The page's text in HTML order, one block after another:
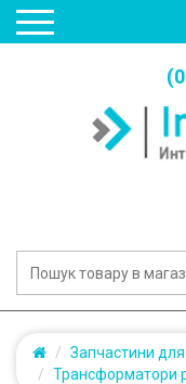
Запчастини для
Трансформатори